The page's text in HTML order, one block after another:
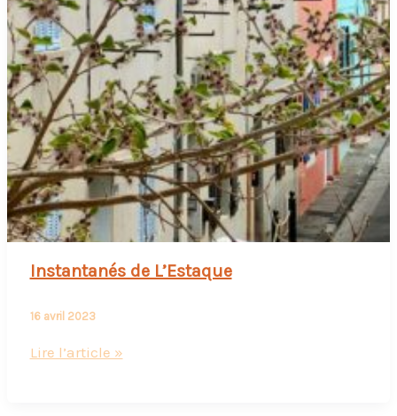
Instantanés de L’Estaque
16 avril 2023
Instantanés
Lire l’article »